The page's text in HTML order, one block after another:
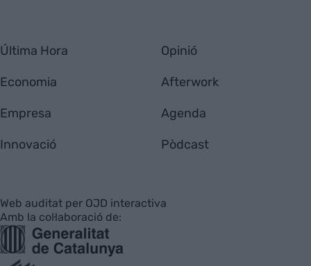
Última Hora
Economia
Empresa
Innovació
Opinió
Afterwork
Agenda
Pòdcast
Web auditat per OJD interactiva
Amb la col·laboració de: